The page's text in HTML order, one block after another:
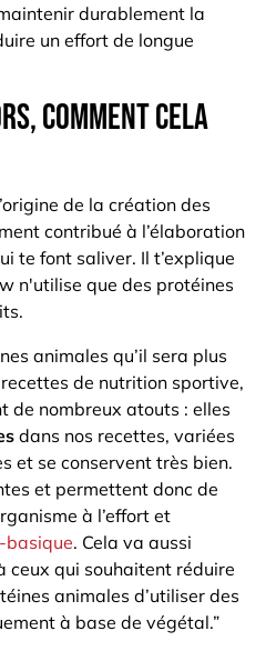
durablement la
un effort de longue
comment cela
de la création des
contribué à l’élaboration
te font saliver. Il t’explique
n'utilise que des protéines
animales qu’il sera plus
de nutrition sportive,
de nombreux atouts : elles
dans nos recettes, variées
et se conservent très bien.
et permettent donc de
à l’effort et
basique. Cela va aussi
ceux qui souhaitent réduire
animales d’utiliser des
à base de végétal.”